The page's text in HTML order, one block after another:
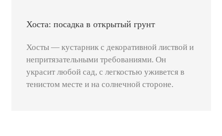
Хоста: посадка в открытый грунт
Хосты — кустарник с декоративной листвой и
непритязательными требованиями. Он
украсит любой сад, с легкостью уживется в
тенистом месте и на солнечной стороне.